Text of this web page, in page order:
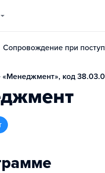
Сопровождение при
код